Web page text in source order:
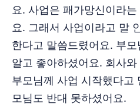
요. 사업은 패가망신이라
요. 그래서 사업이라고 말
한다고 말씀드렸어요. 부
알고 좋아하셨어요. 회사
부모님께 사업 시작했다고
모님도 반대 못하셨어요.